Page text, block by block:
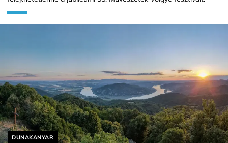
Helyszín címkék:
DUNAKANYAR